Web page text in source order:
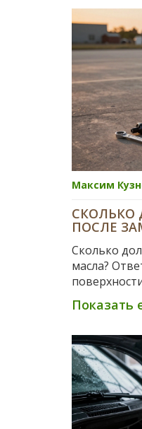
Максим
ПОСЛЕ
Сколько
масла?
механиков
недолива и
Показать